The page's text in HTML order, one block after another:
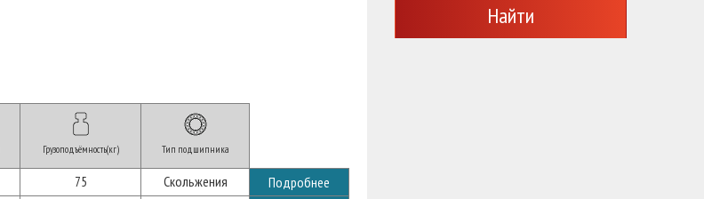
Грузоподъёмность(кг) Тип подшипника
75 Скольжения
Подробнее
Найти